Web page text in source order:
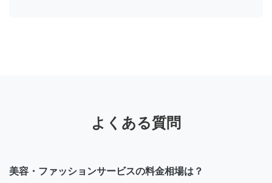
よくある質問
美容・ファッションサービスの料金相場は？